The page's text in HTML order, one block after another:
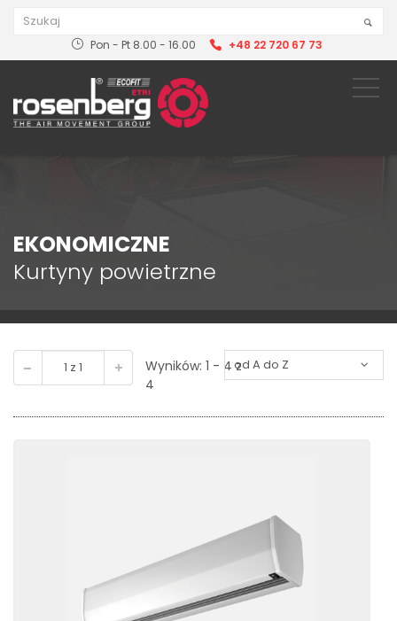
Pon - Pt 8.00 - 16.00 +48 22 720 67 73
EKONOMICZNE
Kurtyny powietrzne
Wyników: 1 - 4 z
4